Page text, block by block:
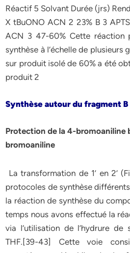
Réactif 5 Solvant Durée (jrs)
X tBuONO ACN 2 23% B 3
ACN 3 47-60% Cette réaction
synthèse à l’échelle de plusieurs
sur produit isolé de 60% a été
produit 2
Synthèse autour du fragment B
Protection de la 4-bromoaniline
bromoaniline
La transformation de 1’ en 2’
protocoles de synthèse
la réaction de synthèse du
temps nous avons effectué la
via l’utilisation de l’hydrure
THF.[39-43] Cette voie